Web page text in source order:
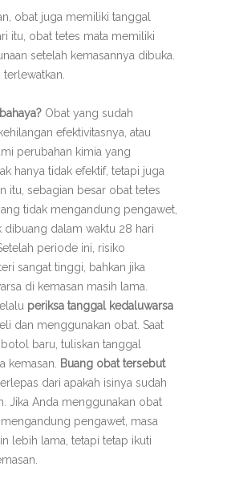
obat juga memiliki tanggal
itu, obat tetes mata memiliki
setelah kemasannya dibuka.
Obat yang sudah
efektivitasnya, atau
perubahan kimia yang
hanya tidak efektif, tetapi juga
itu, sebagian besar obat tetes
tidak mengandung pengawet,
dibuang dalam waktu 28 hari
periode ini, risiko
sangat tinggi, bahkan jika
di kemasan masih lama.
periksa tanggal kedaluwarsa
dan menggunakan obat. Saat
baru, tuliskan tanggal
kemasan.
Buang obat tersebut
terlepas dari apakah isinya sudah
Jika Anda menggunakan obat
pengawet, masa
lebih lama, tetapi tetap ikuti